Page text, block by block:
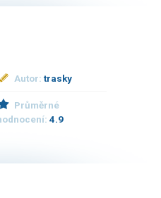
Autor:trasky
Průměrné
4.9